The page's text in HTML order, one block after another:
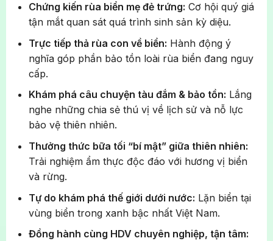
Chứng kiến rùa biển mẹ đẻ trứng: Cơ hội quý giá
tận mắt quan sát quá trình sinh sản kỳ diệu.
Trực tiếp thả rùa con về biển: Hành động ý
nghĩa góp phần bảo tồn loài rùa biển đang nguy
cấp.
Khám phá câu chuyện tàu đắm & bảo tồn: Lắng
nghe những chia sẻ thú vị về lịch sử và nỗ lực
bảo vệ thiên nhiên.
Thưởng thức bữa tối “bí mật” giữa thiên nhiên:
Trải nghiệm ẩm thực độc đáo với hương vị biển
và rừng.
Tự do khám phá thế giới dưới nước: Lặn biển tại
vùng biển trong xanh bậc nhất Việt Nam.
Đồng hành cùng HDV chuyên nghiệp, tận tâm: